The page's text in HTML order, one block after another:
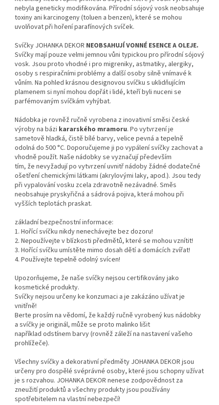
nebyla geneticky modifikována. Přírodní sójový vosk neobsahuje
toxiny ani karcinogeny (toluen a benzen), které se mohou
uvolňovat při hoření parafínových svíček.
Svíčky JOHANKA DEKOR NEOBSAHUJÍVONNÉ ESENCE A OLEJE.
Svíčky mají pouze velmi jemnou vůni typickou pro přírodní sójový
vosk. Jsou proto vhodné i pro migreniky, astmatiky, alergiky,
osoby s respiračními problémy a další osoby silně vnímavé k
vůním. Na pohled krásnou designovou svíčku s uklidňujícím
plamenem si nyní mohou dopřát i lidé, kteří byli nuceni se
parfémovaným svíčkám vyhýbat.
Nádobka je rovněž ručně vyrobena z inovativní směsi české
výroby na bázi kararského mramoru. Po vytvrzení je
sametově hladká, čistě bílé barvy, velice pevná a tepelně
odolná do 500 °C. Doporučujeme ji po vypálení svíčky zachovat a
vhodně použít. Naše nádobky se vyznačují především
tím, že nevyžadují po vytvrzení uvnitř nádoby žádné dodatečné
ošetření chemickými látkami (akrylovými laky, apod.). Jsou tedy
při vypalování vosku zcela zdravotně nezávadné. Směs
neobsahuje pryskyřičná a sádrová pojiva, která mohou při
vyšších teplotách praskat.
základní bezpečnostní informace:
1. Hořící svíčku nikdy nenechávejte bez dozoru!
2. Nepoužívejte v blízkosti předmětů, které se mohou vznítit!
3. Hořící svíčku umístěte mimo dosah dětí a domácích zvířat!
4. Používejte tepelně odolný svícen!
Upozorňujeme, že naše svíčky nejsou certifikovány jako
kosmetické produkty.
Svíčky nejsou určeny ke konzumaci a je zakázáno užívat je
vnitřně!
Berte prosím na vědomí, že každý ručně vyrobený kus nádobky
a svíčky je originál, může se proto malinko lišit
například odstínem barvy (rovněž záleží na nastavení vašeho
prohlížeče).
Všechny svíčky a dekorativní předměty JOHANKA DEKOR jsou
určeny pro dospělé svéprávné osoby, které jsou schopny užívat
je s rozvahou. JOHANKA DEKOR nenese zodpovědnost za
zneužití produktů a všechny produkty jsou používány
spotřebitelem na vlastní nebezpečí!